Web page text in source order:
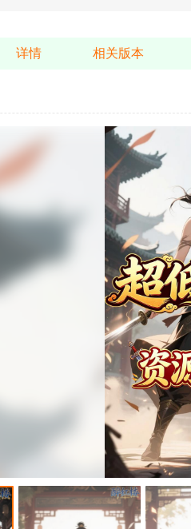
详情 相关版本